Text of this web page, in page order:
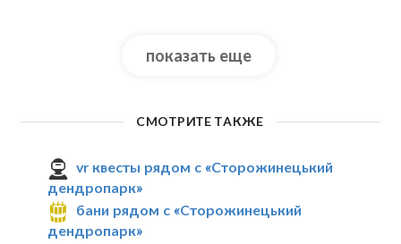
показать еще
СМОТРИТЕ ТАКЖЕ
vr квесты рядом с «Сторожинецький
дендропарк»
бани рядом с «Сторожинецький
дендропарк»